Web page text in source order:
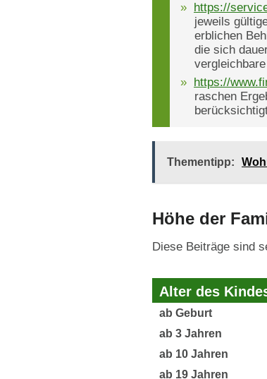
https://
jeweils
erblichen
die sich
https://
raschen
Thementipp:
Höhe der
Diese Beiträge sind
Alter des
ab Geburt
ab 3 Jahren
ab 10 Jahren
ab 19 Jahren